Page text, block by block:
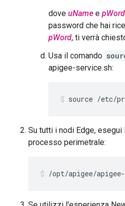
dove uName e pWord
password che hai
pWord, ti verrà
Usa il comando
apigee-service.sh:
source /etc/
Su tutti i nodi Edge,
processo perimetrale:
/opt/apigee/